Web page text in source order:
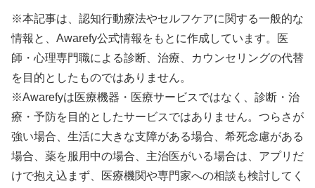
※本記事は、認知行動療法やセルフケアに関する一般的な
情報と、Awarefy公式情報をもとに作成しています。医
師・心理専門職による診断、治療、カウンセリングの代替
を目的としたものではありません。
※Awarefyは医療機器・医療サービスではなく、診断・治
療・予防を目的としたサービスではありません。つらさが
強い場合、生活に大きな支障がある場合、希死念慮がある
場合、薬を服用中の場合、主治医がいる場合は、アプリだ
けで抱え込まず、医療機関や専門家への相談も検討してく